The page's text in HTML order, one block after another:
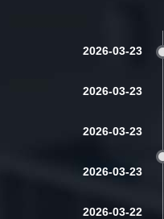
2026-03-23
2026-03-23
2026-03-23
2026-03-23
2026-03-22